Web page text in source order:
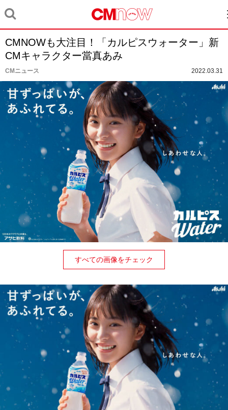
CMNOWも大注目！「カルピスウォーター」新
CMキャラクター當真あみ
CMニュース 2022.03.31
すべての画像をチェック